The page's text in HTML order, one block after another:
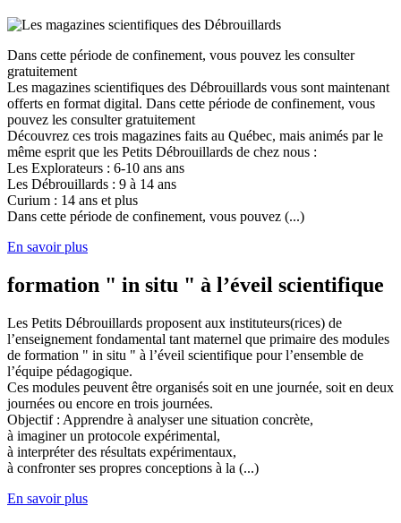
Dans cette période de confinement, vous pouvez les consulter
gratuitement
Les magazines scientifiques des Débrouillards vous sont maintenant
offerts en format digital. Dans cette période de confinement, vous
pouvez les consulter gratuitement
Découvrez ces trois magazines faits au Québec, mais animés par le
même esprit que les Petits Débrouillards de chez nous :
Les Explorateurs : 6-10 ans ans
Les Débrouillards : 9 à 14 ans
Curium : 14 ans et plus
Dans cette période de confinement, vous pouvez (...)
En savoir plus
formation " in situ " à l’éveil scientifique
Les Petits Débrouillards proposent aux instituteurs(rices) de
l’enseignement fondamental tant maternel que primaire des modules
de formation " in situ " à l’éveil scientifique pour l’ensemble de
l’équipe pédagogique.
Ces modules peuvent être organisés soit en une journée, soit en deux
journées ou encore en trois journées.
Objectif : Apprendre à analyser une situation concrète,
à imaginer un protocole expérimental,
à interpréter des résultats expérimentaux,
à confronter ses propres conceptions à la (...)
En savoir plus